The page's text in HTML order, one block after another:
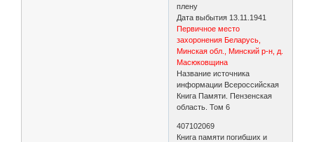
плену
Дата выбытия 13.11.1941
Первичное место
захоронения Беларусь,
Минская обл., Минский р-н, д.
Масюковщина
Название источника
информации Всероссийская
Книга Памяти. Пензенская
область. Том 6
407102069
Книга памяти погибших и